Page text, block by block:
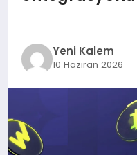
TEKNOLOJİ
MAGAZİN
Yeni Kalem
10 Haziran 2026